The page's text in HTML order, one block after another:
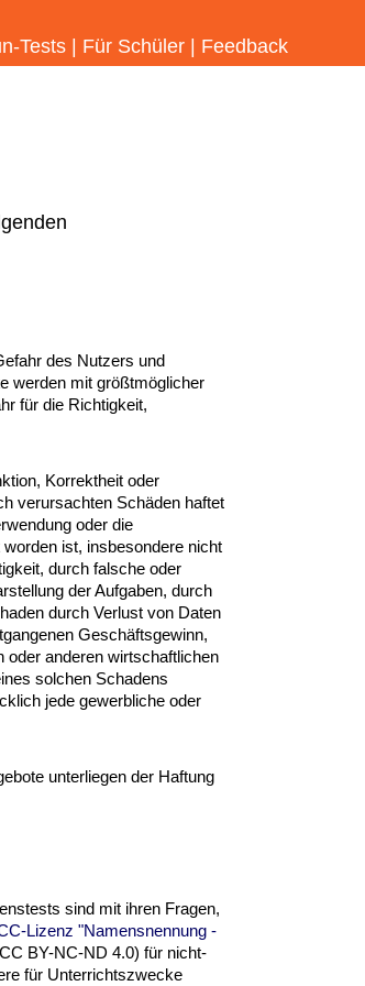
Tests Für Schüler Feedback
des Nutzers und
werden mit größtmöglicher
für die Richtigkeit,
Korrektheit oder
verursachten Schäden haftet
oder die
ist, insbesondere nicht
durch falsche oder
der Aufgaben, durch
durch Verlust von Daten
Geschäftsgewinn,
oder anderen wirtschaftlichen
solchen Schadens
jede gewerbliche oder
unterliegen der Haftung
sind mit ihren Fragen,
Lizenz "Namensnennung -
BY-NC-ND 4.0) für nicht-
für Unterrichtszwecke